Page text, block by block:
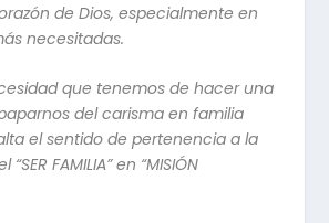
de Dios, especialmente en
necesitadas.
que tenemos de hacer una
del carisma en familia
el sentido de pertenencia a la
FAMILIA” en “MISIÓN